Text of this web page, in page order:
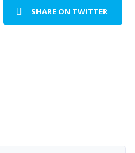
SHARE ON TWITTER